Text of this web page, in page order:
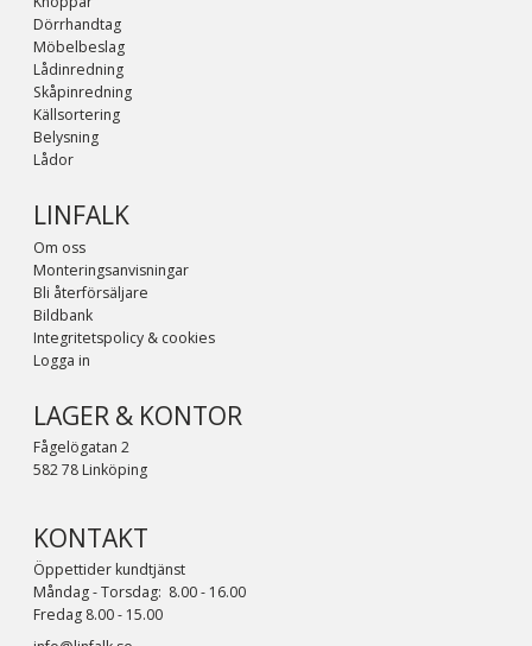
Dörrhandtag
Möbelbeslag
Lådinredning
Skåpinredning
Källsortering
Belysning
Lådor
LINFALK
Om oss
Monteringsanvisningar
Bli återförsäljare
Bildbank
Integritetspolicy & cookies
Logga in
LAGER & KONTOR
Fågelögatan 2
582 78 Linköping
KONTAKT
Öppettider kundtjänst
Måndag - Torsdag: 8.00 - 16.00
Fredag 8.00 - 15.00